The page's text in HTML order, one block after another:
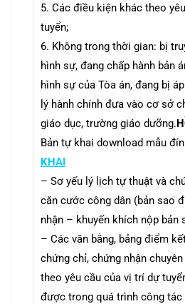
5. Các điều kiện khác theo
tuyển;
6. Không trong thời gian: bị
hình sự, đang chấp hành bản
hình sự của Tòa án, đang bị
lý hành chính đưa vào cơ sở
giáo dục, trường giáo dưỡng.
Bản tự khai download mẫu
KHAI
– Sơ yếu lý lịch tự thuật và
căn cước công dân (bản sao
nhận – khuyến khích nộp bản
– Các văn bằng, bảng điểm
chứng chỉ, chứng nhận
theo yêu cầu của vị trí dự
được trong quá trình công tác